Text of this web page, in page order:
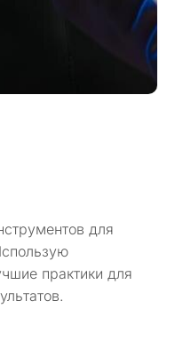
для
практики для